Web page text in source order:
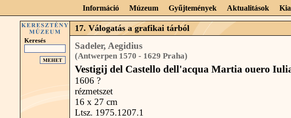
Információ Múzeum Gyűjtemények Aktualitások
Keresés
17. Válogatás a grafikai tárból
Sadeler, Aegidius
(Antwerpen 1570 - 1629 Praha)
Vestigij del Castello dell'acqua Martia ouero
1606 ?
rézmetszet
16 x 27 cm
Ltsz. 1975.1207.1